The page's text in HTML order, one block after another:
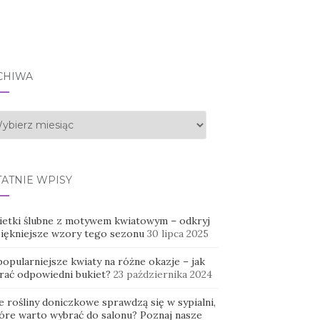
WPISY
ślubne z motywem kwiatowym – odkryj
wzory tego sezonu 30 lipca 2025
kwiaty na różne okazje – jak
odpowiedni bukiet? 23 października 2024
rośliny doniczkowe sprawdzą się w sypialni,
warto wybrać do salonu? Poznaj nasze